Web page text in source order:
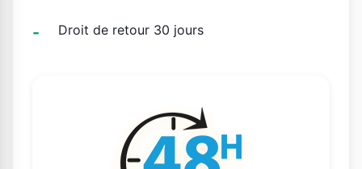
Droit de retour 30 jours